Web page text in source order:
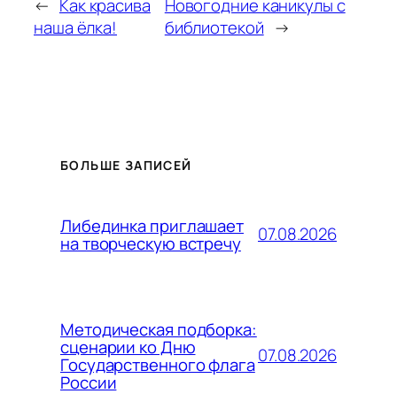
← Как красива
наша ёлка!
Новогодние каникулы с
библиотекой →
БОЛЬШЕ ЗАПИСЕЙ
Либединка приглашает
на творческую встречу 07.08.2026
Методическая подборка:
сценарии ко Дню
Государственного флага
России
07.08.2026